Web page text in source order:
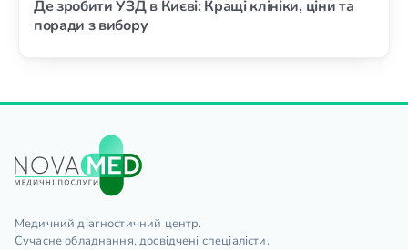
Де зробити УЗД в Києві: Кращі клініки, ціни та
поради з вибору
Медичний діагностичний центр.
Сучасне обладнання, досвідчені спеціалісти.